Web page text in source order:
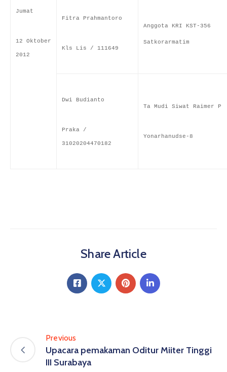
Jumat
12 Oktober
2012
Fitra Prahmantoro
Kls Lis / 111649
Anggota KRI KST-356
Satkorarmatim
Dwi Budianto
Praka /
31020204470182
Ta Mudi Siwat Raimer P
Yonarhanudse-8
Share Article
Previous
Upacara pemakaman Oditur Miiter Tinggi
III Surabaya